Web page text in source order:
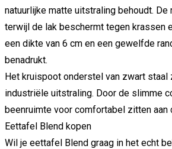
natuurlijke matte uitstraling behoudt.
terwijl de lak beschermt tegen krassen
een dikte van 6 cm en een gewelfde
benadrukt.
Het kruispoot onderstel van zwart
industriële uitstraling. Door de slimme
beenruimte voor comfortabel zitten
Eettafel Blend kopen
Wil je eettafel Blend graag in het echt